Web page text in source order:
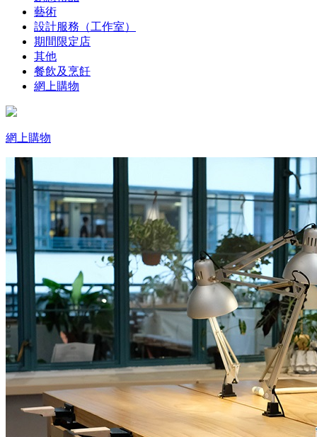
藝術
設計服務（工作室）
期間限定店
其他
餐飲及烹飪
網上購物
網上購物